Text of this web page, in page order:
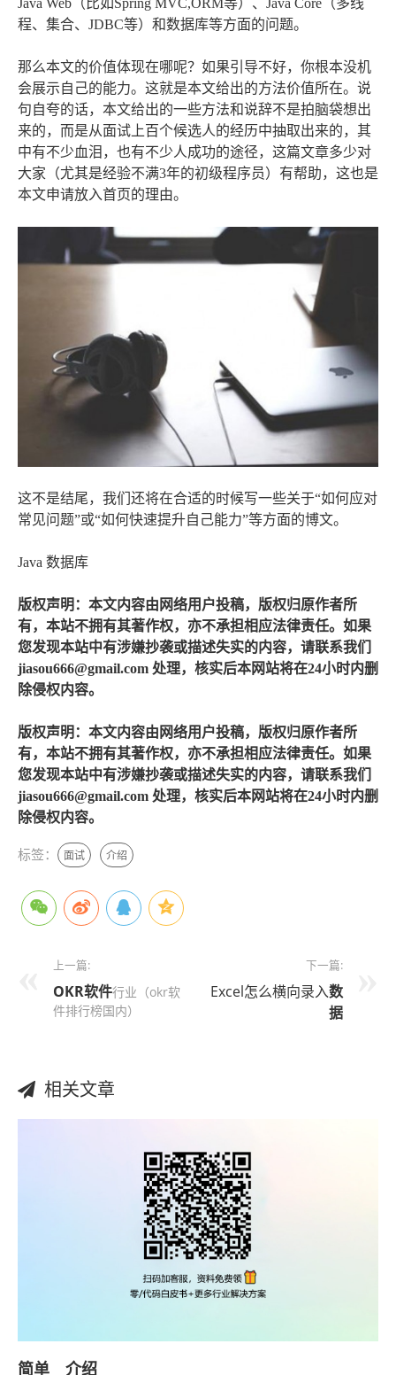
Java Web（比如Spring MVC,ORM等）、Java Core（多线
程、集合、JDBC等）和数据库等方面的问题。
那么本文的价值体现在哪呢？如果引导不好，你根本没机
会展示自己的能力。这就是本文给出的方法价值所在。说
句自夸的话，本文给出的一些方法和说辞不是拍脑袋想出
来的，而是从面试上百个候选人的经历中抽取出来的，其
中有不少血泪，也有不少人成功的途径，这篇文章多少对
大家（尤其是经验不满3年的初级程序员）有帮助，这也是
本文申请放入首页的理由。
这不是结尾，我们还将在合适的时候写一些关于“如何应对
常见问题”或“如何快速提升自己能力”等方面的博文。
Java 数据库
版权声明：本文内容由网络用户投稿，版权归原作者所
有，本站不拥有其著作权，亦不承担相应法律责任。如果
您发现本站中有涉嫌抄袭或描述失实的内容，请联系我们
jiasou666@gmail.com 处理，核实后本网站将在24小时内删
除侵权内容。
版权声明：本文内容由网络用户投稿，版权归原作者所
有，本站不拥有其著作权，亦不承担相应法律责任。如果
您发现本站中有涉嫌抄袭或描述失实的内容，请联系我们
jiasou666@gmail.com 处理，核实后本网站将在24小时内删
除侵权内容。
标签： 面试 介绍
上一篇:
OKR软件行业（okr软
件排行榜国内）
下一篇:
Excel怎么横向录入数
据
相关文章
简单 介绍